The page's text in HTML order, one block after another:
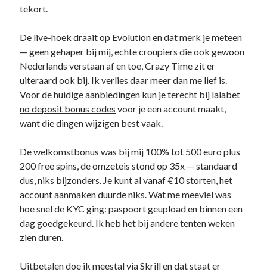
tekort.
De live-hoek draait op Evolution en dat merk je meteen
— geen gehaper bij mij, echte croupiers die ook gewoon
Nederlands verstaan af en toe, Crazy Time zit er
uiteraard ook bij. Ik verlies daar meer dan me lief is.
Voor de huidige aanbiedingen kun je terecht bij lalabet
no deposit bonus codes voor je een account maakt,
want die dingen wijzigen best vaak.
De welkomstbonus was bij mij 100% tot 500 euro plus
200 free spins, de omzeteis stond op 35x — standaard
dus, niks bijzonders. Je kunt al vanaf €10 storten, het
account aanmaken duurde niks. Wat me meeviel was
hoe snel de KYC ging: paspoort geupload en binnen een
dag goedgekeurd. Ik heb het bij andere tenten weken
zien duren.
Uitbetalen doe ik meestal via Skrill en dat staat er